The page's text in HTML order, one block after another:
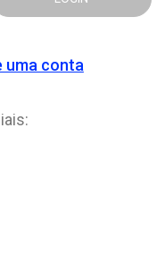
uma conta